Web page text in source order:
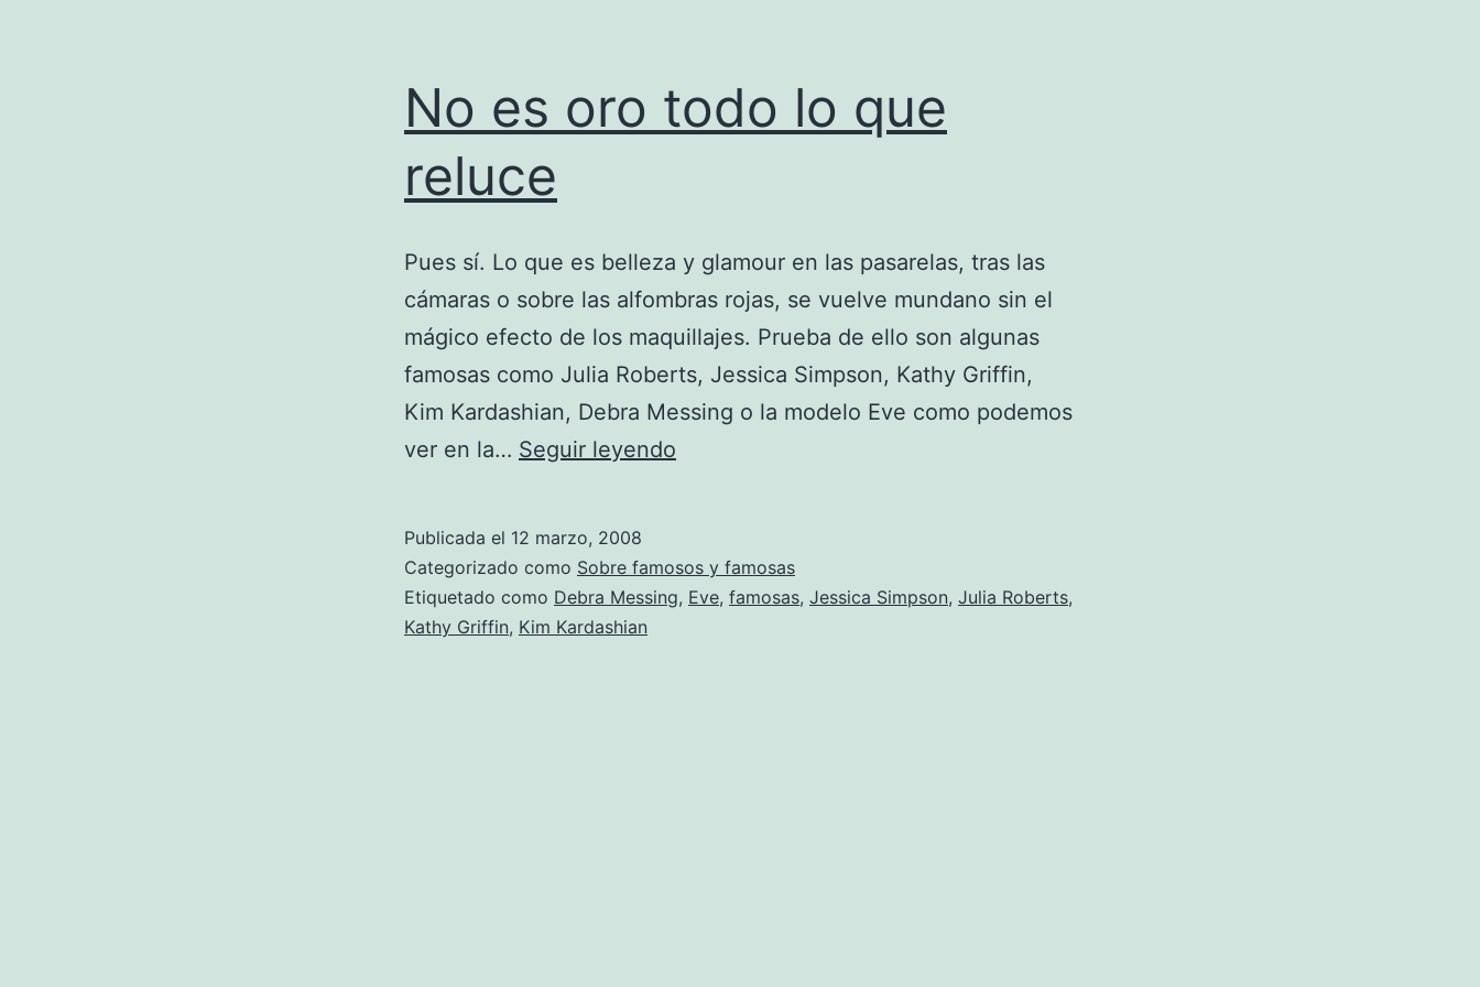
No es oro todo lo que
reluce
Pues sí. Lo que es belleza y glamour en las pasarelas, tras las
cámaras o sobre las alfombras rojas, se vuelve mundano sin el
mágico efecto de los maquillajes. Prueba de ello son algunas
famosas como Julia Roberts, Jessica Simpson, Kathy Griffin,
Kim Kardashian, Debra Messing o la modelo Eve como podemos
ver en la… Seguir leyendo
todo
lo
Publicada el 12 marzo, 2008
Categorizado como Sobre famosos y famosas
Etiquetado como Debra Messing, Eve, famosas, Jessica Simpson, Julia Roberts,
Kathy Griffin, Kim Kardashian